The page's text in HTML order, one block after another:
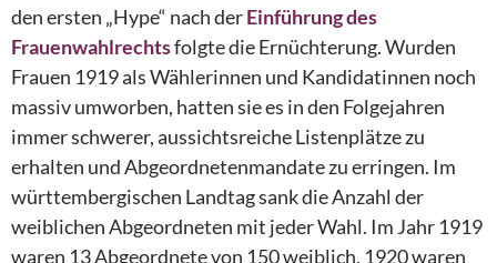
den ersten „Hype“ nach derEinführung des
Frauenwahlrechtsfolgte die Ernüchterung. Wurden
Frauen 1919 als Wählerinnen und Kandidatinnen noch
massiv umworben, hatten sie es in den Folgejahren
immer schwerer, aussichtsreiche Listenplätze zu
erhalten und Abgeordnetenmandate zu erringen. Im
württembergischen Landtag sank die Anzahl der
weiblichen Abgeordneten mit jeder Wahl. Im Jahr 1919
waren 13 Abgeordnete von 150 weiblich, 1920 waren